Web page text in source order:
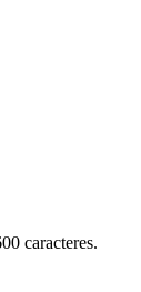
caracteres.